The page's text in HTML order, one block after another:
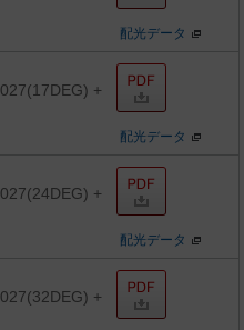
配光データ
+
配光データ
+
配光データ
+